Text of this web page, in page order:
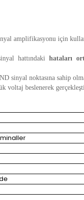
amplifikasyonu için
hattındaki hataları
sinyal noktasına sahip
voltaj beslenerek